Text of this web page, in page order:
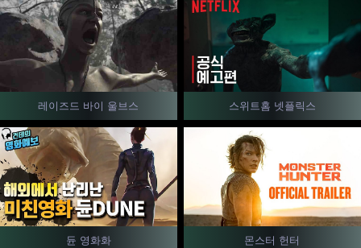
레이즈드 바이 울브스 스위트홈 넷플릭스
몬스터 헌터
듄 영화화